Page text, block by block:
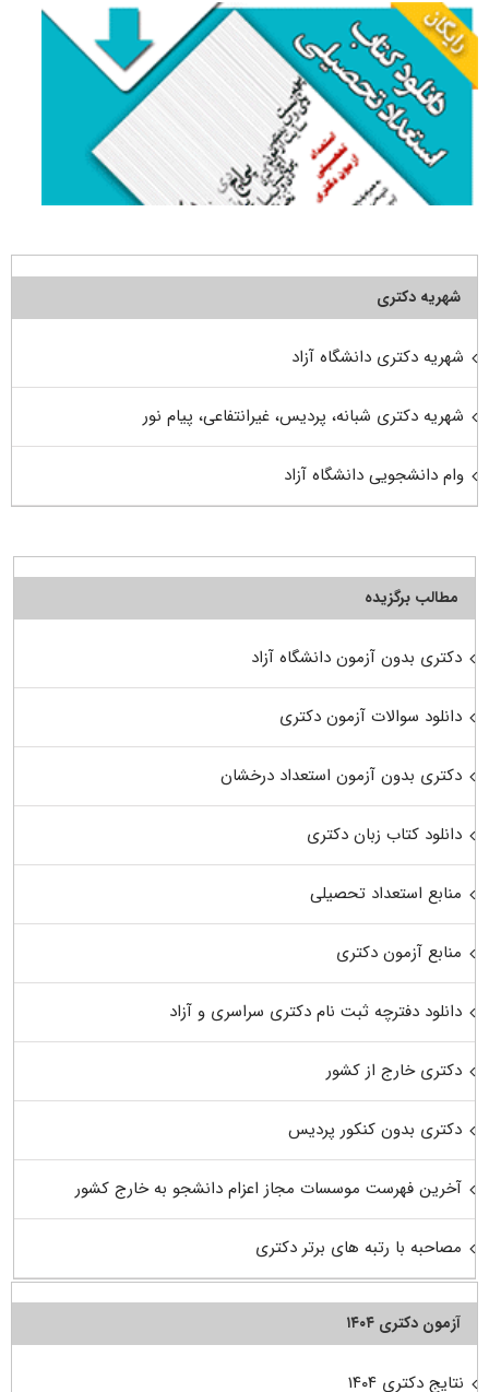
شهریه دکتری
شهریه دکتری دانشگاه آزاد
شهریه دکتری شبانه، پردیس، غیرانتفاعی، پیام نور
وام دانشجویی دانشگاه آزاد
مطالب برگزیده
دکتری بدون آزمون دانشگاه آزاد
دانلود سوالات آزمون دکتری
دکتری بدون آزمون استعداد درخشان
دانلود کتاب زبان دکتری
منابع استعداد تحصیلی
منابع آزمون دکتری
دانلود دفترچه ثبت نام دکتری سراسری و آزاد
دکتری خارج از کشور
دکتری بدون کنکور پردیس
آخرین فهرست موسسات مجاز اعزام دانشجو به خارج کشور
مصاحبه با رتبه های برتر دکتری
آزمون دکتری ۱۴۰۴
نتایج دکتری ۱۴۰۴